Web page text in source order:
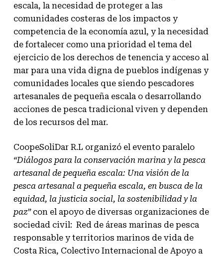
escala, la necesidad de proteger a las
comunidades costeras de los impactos y
competencia de la economía azul, y la necesidad
de fortalecer como una prioridad el tema del
ejercicio de los derechos de tenencia y acceso al
mar para una vida digna de pueblos indígenas y
comunidades locales que siendo pescadores
artesanales de pequeña escala o desarrollando
acciones de pesca tradicional viven y dependen
de los recursos del mar.
CoopeSoliDar R.L organizó el evento paralelo
“Diálogos para la conservación marina y la pesca
artesanal de pequeña escala: Una visión de la
pesca artesanal a pequeña escala, en busca de la
equidad, la justicia social, la sostenibilidad y la
paz” con el apoyo de diversas organizaciones de
sociedad civil: Red de áreas marinas de pesca
responsable y territorios marinos de vida de
Costa Rica, Colectivo Internacional de Apoyo a